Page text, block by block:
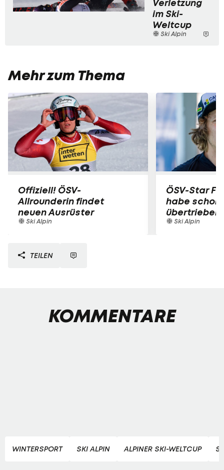
Verletzung
im Ski-
Weltcup
Ski Alpin
Mehr zum Thema
Offiziell! ÖSV-
Allrounderin findet
neuen Ausrüster
Ski Alpin
ÖSV-Star
habe schon
übertrieben"
Ski Alpin
TEILEN
KOMMENTARE
WINTERSPORT SKI ALPIN ALPINER SKI-WELTCUP